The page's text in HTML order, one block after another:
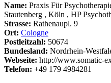
Name: Praxis Für
Stautenberg , Köln , HP
Strasse: Rathenaupl. 9
Ort: Cologne
Postleitzahl: 50674
Bundesland: Nordrhein-
Webseite: http://www.somatic-
Telefon: +49 179 4984281